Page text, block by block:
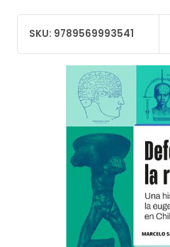
SKU: 9789569993541